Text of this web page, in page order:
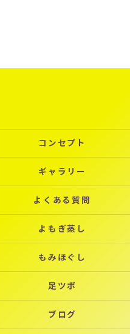
コンセプト
ギャラリー
よくある質問
よもぎ蒸し
もみほぐし
足ツボ
ブログ